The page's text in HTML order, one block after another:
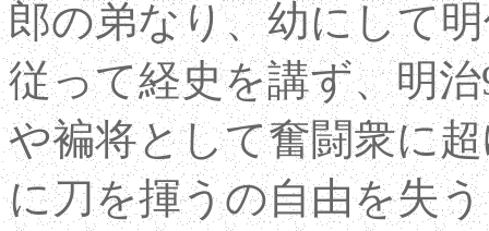
郎の弟なり、幼にして
従って経史を講ず、明
や褊将として奮闘衆に
に刀を揮うの自由を失